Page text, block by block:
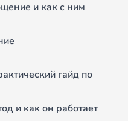
и как с ним
гайд по
и как он работает